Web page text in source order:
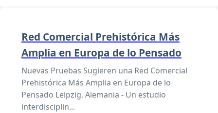
Red Comercial Prehistórica Más
Amplia en Europa de lo Pensado
Nuevas Pruebas Sugieren una Red Comercial
Prehistórica Más Amplia en Europa de lo
Pensado Leipzig, Alemania - Un estudio
interdisciplin...